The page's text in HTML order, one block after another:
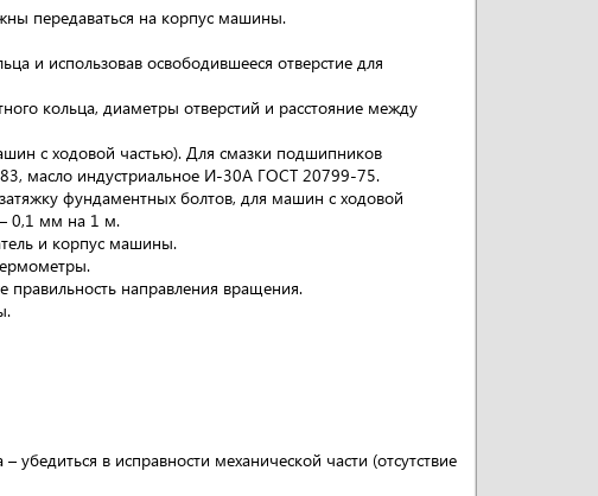
передаваться на корпус машины.
и использовав освободившееся отверстие для
кольца, диаметры отверстий и расстояние между
с ходовой частью). Для смазки подшипников
масло индустриальное И-30А ГОСТ 20799-75.
фундаментных болтов, для машин с ходовой
– 0,1 мм на 1 м.
и корпус машины.
правильность направления вращения.
в исправности механической части (отсутствие